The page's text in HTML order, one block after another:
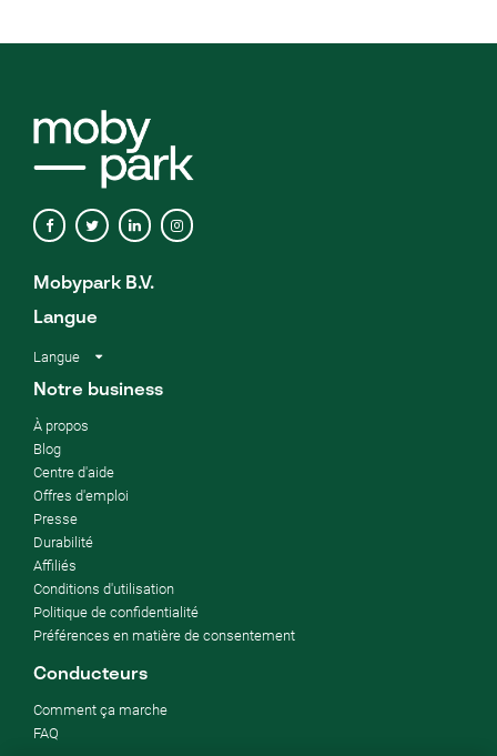
Mobypark B.V.
Langue
Langue
Notre business
À propos
Blog
Centre d'aide
Offres d'emploi
Presse
Durabilité
Affiliés
Conditions d'utilisation
Politique de confidentialité
Préférences en matière de consentement
Conducteurs
Comment ça marche
FAQ